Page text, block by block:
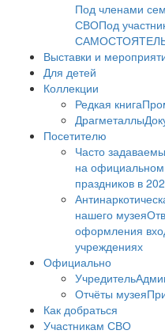
Под членами
СВОПод
Выставки и
Для детей
Коллекции
Редкая книга
Драгметаллы
Посетителю
Часто
на официальном
праздников в
нашего музея
оформления
учреждениях
Официально
Учредитель
Отчёты музея
Как добраться
Участникам СВО